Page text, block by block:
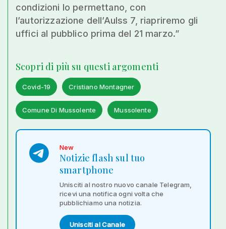
condizioni lo permettano, con
l’autorizzazione dell’Aulss 7, riapriremo gli
uffici al pubblico prima del 21 marzo.”
Scopri di più su questi argomenti
Covid-19 Cristiano Montagner
Comune Di Mussolente Mussolente
New
Notizie flash sul tuo
smartphone
Unisciti al nostro nuovo canale Telegram,
ricevi una notifica ogni volta che
pubblichiamo una notizia.
Unisciti al Canale